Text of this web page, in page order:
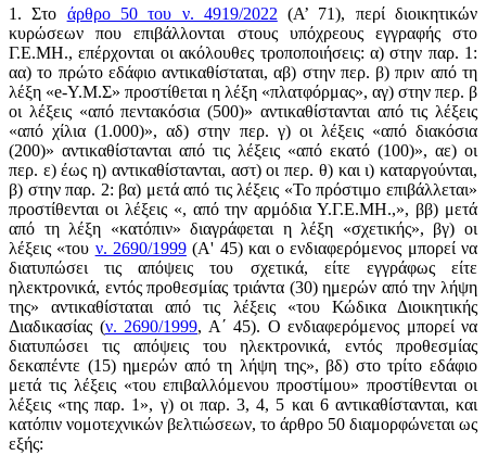
1. Στο άρθρο 50 του ν. 4919/2022 (Α’ 71), περί διοικητικών
κυρώσεων που επιβάλλονται στους υπόχρεους εγγραφής στο
Γ.Ε.ΜΗ., επέρχονται οι ακόλουθες τροποποιήσεις: α) στην παρ. 1:
αα) το πρώτο εδάφιο αντικαθίσταται, αβ) στην περ. β) πριν από τη
λέξη «e-Υ.Μ.Σ» προστίθεται η λέξη «πλατφόρμας», αγ) στην περ. β
οι λέξεις «από πεντακόσια (500)» αντικαθίστανται από τις λέξεις
«από χίλια (1.000)», αδ) στην περ. γ) οι λέξεις «από διακόσια
(200)» αντικαθίστανται από τις λέξεις «από εκατό (100)», αε) οι
περ. ε) έως η) αντικαθίστανται, αστ) οι περ. θ) και ι) καταργούνται,
β) στην παρ. 2: βα) μετά από τις λέξεις «Το πρόστιμο επιβάλλεται»
προστίθενται οι λέξεις «, από την αρμόδια Υ.Γ.Ε.ΜΗ.,», ββ) μετά
από τη λέξη «κατόπιν» διαγράφεται η λέξη «σχετικής», βγ) οι
λέξεις «του ν. 2690/1999(Α' 45) και ο ενδιαφερόμενος μπορεί να
διατυπώσει τις απόψεις του σχετικά, είτε εγγράφως είτε
ηλεκτρονικά, εντός προθεσμίας τριάντα (30) ημερών από την λήψη
της» αντικαθίσταται από τις λέξεις «του Κώδικα Διοικητικής
Διαδικασίας (ν. 2690/1999, Α΄ 45). Ο ενδιαφερόμενος μπορεί να
διατυπώσει τις απόψεις του ηλεκτρονικά, εντός προθεσμίας
δεκαπέντε (15) ημερών από τη λήψη της», βδ) στο τρίτο εδάφιο
μετά τις λέξεις «του επιβαλλόμενου προστίμου» προστίθενται οι
λέξεις «της παρ. 1», γ) οι παρ. 3, 4, 5 και 6 αντικαθίστανται, και
κατόπιν νομοτεχνικών βελτιώσεων, το άρθρο 50 διαμορφώνεται ως
εξής: